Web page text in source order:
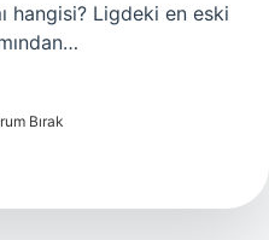
hangisi? Ligdeki en eski
Bırak